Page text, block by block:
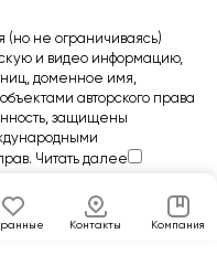
Контакты Компания
(но не ограничиваясь)
и видео информацию,
доменное имя,
авторского права
защищены
Читать далее